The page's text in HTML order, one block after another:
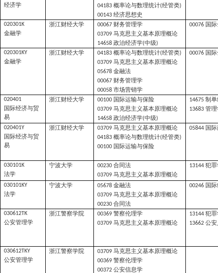
经济学 04183概率论与数理统计(经管类)
00143经济思想史
020301K
金融学
浙江财经大学 00067 财务管理学
03709马克思主义基本原理概论
14658 政治经济学(中级)
00076 国
020301KY
金融学
浙江财经大学 04183概率论与数理统计(经管类)
03709马克思主义基本原理概论
05678金融法
00067 财务管理学
00058市场营销学
00076 国
020401
国际经济与贸
易
浙江财经大学 00100 国际运输与保险
03709马克思主义基本原理概论
14658 政治经济学(中级)
14675制
13683管
020401Y
国际经济与贸
易
浙江财经大学 03709马克思主义基本原理概论
04183概率论与数理统计(经管类)
00100 国际运输与保险
05844 国
030101K
法学
宁波大学 00230合同法
03709马克思主义基本原理概论
13144犯
030101KY
法学
宁波大学 05678金融法
03709马克思主义基本原理概论
00230合同法
00246 国
030612TK
公安管理学
浙江警察学院 00369警察伦理学
03709马克思主义基本原理概论
13144犯
13662公
030612TKY
公安管理学
浙江警察学院 03709马克思主义基本原理概论
00369警察伦理学
00372公安信息学